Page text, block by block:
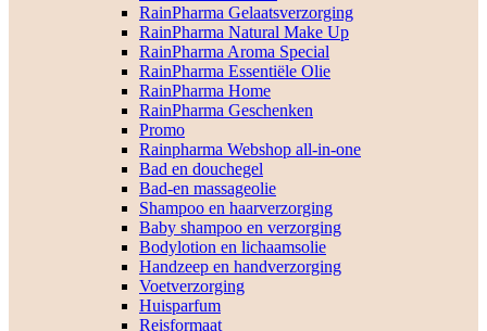
RainPharma Gelaatsverzorging
RainPharma Natural Make Up
RainPharma Aroma Special
RainPharma Essentiële Olie
RainPharma Home
RainPharma Geschenken
Promo
Rainpharma Webshop all-in-one
Bad en douchegel
Bad-en massageolie
Shampoo en haarverzorging
Baby shampoo en verzorging
Bodylotion en lichaamsolie
Handzeep en handverzorging
Voetverzorging
Huisparfum
Reisformaat